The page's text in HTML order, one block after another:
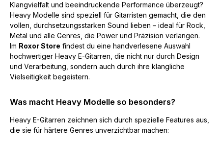
Klangvielfalt und beeindruckende Performance überzeugt?
Heavy Modelle sind speziell für Gitarristen gemacht, die den
vollen, durchsetzungsstarken Sound lieben – ideal für Rock,
Metal und alle Genres, die Power und Präzision verlangen.
Im Roxor Store findest du eine handverlesene Auswahl
hochwertiger Heavy E-Gitarren, die nicht nur durch Design
und Verarbeitung, sondern auch durch ihre klangliche
Vielseitigkeit begeistern.
Was macht Heavy Modelle so besonders?
Heavy E-Gitarren zeichnen sich durch spezielle Features aus,
die sie für härtere Genres unverzichtbar machen: